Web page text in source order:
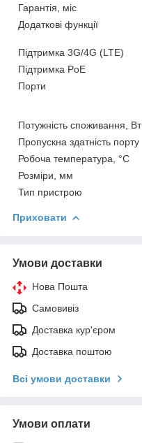
Гарантія, міс
Додаткові функції
Підтримка 3G/4G (LTE)
Підтримка PoE
Порти
Потужність споживання, Вт
Пропускна здатність порту
Робоча температура, °C
Розміри, мм
Тип пристрою
Приховати
Умови доставки
Нова Пошта
Самовивіз
Доставка кур'єром
Доставка поштою
Всі умови доставки
Умови оплати